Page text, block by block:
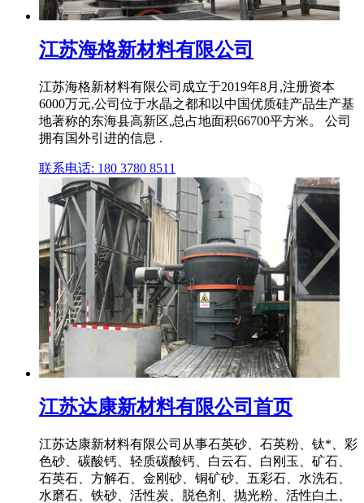
江苏海格新材料有限公司
江苏海格新材料有限公司成立于2019年8月,注册资本
6000万元,公司位于水晶之都和以中国优质硅产品生产基
地著称的东海县高新区,总占地面积66700平方米。 公司
拥有国外引进的信息 .
联系电话: 180 3780 8511
江苏达康新材料有限公司首页
江苏达康新材料有限公司从事石英砂、石英粉、钛*、彩
色砂、碳酸钙、轻质碳酸钙、白云石、白刚玉、矿石、
石英石、方解石、金刚砂、铜矿砂、五彩石、水洗石、
水磨石、铁砂、活性炭、脱色剂、抛光粉、活性白土、